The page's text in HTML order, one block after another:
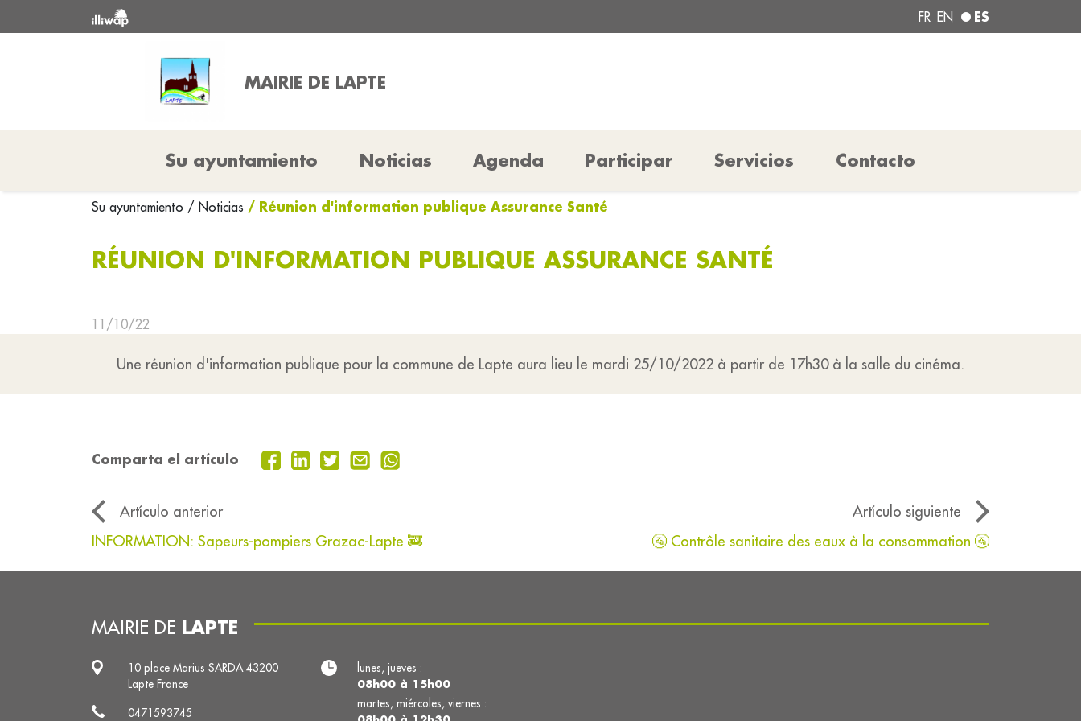
FR EN ES
MAIRIE DE LAPTE
Su ayuntamiento Noticias Agenda Participar Servicios Contacto
Su ayuntamiento / Noticias / Réunion d'information publique Assurance Santé
RÉUNION D'INFORMATION PUBLIQUE ASSURANCE SANTÉ
11/10/22
Une réunion d'information publique pour la commune de Lapte aura lieu le mardi 25/10/2022 à partir de 17h30 à la salle du cinéma.
Comparta el artículo
Artículo anterior
Artículo siguiente
INFORMATION: Sapeurs-pompiers Grazac-Lapte 🚒
🚰 Contrôle sanitaire des eaux à la consommation 🚰
MAIRIE DE LAPTE
10 place Marius SARDA 43200
Lapte France
0471593745
lunes, jueves :
08h00 à 15h00
martes, miércoles, viernes :